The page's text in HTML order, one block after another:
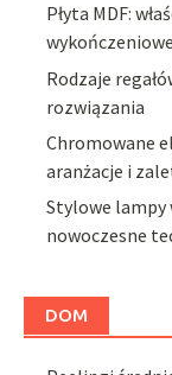
Płyta MDF:
wykończeniowe
Rodzaje
rozwiązania
Chromowane
aranżacje i
Stylowe lampy
nowoczesne
DOM